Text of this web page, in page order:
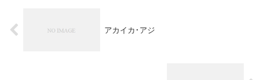
アカイカ･アジ